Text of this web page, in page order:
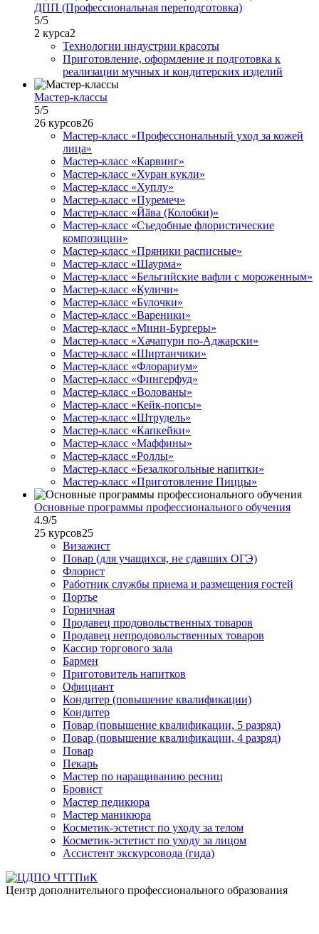
ДПП (Профессиональная переподготовка)
5/5
2 курса2
Технологии индустрии красоты
Приготовление, оформление и подготовка к
реализации мучных и кондитерских изделий
Мастер-классы
5/5
26 курсов26
Мастер-класс «Профессиональный уход за кожей
лица»
Мастер-класс «Карвинг»
Мастер-класс «Хуран кукли»
Мастер-класс «Хуплу»
Мастер-класс «Пуремеч»
Мастер-класс «Йӑва (Колобки)»
Мастер-класс «Съедобные флористические
композиции»
Мастер-класс «Пряники расписные»
Мастер-класс «Шаурма»
Мастер-класс «Бельгийские вафли с мороженным»
Мастер-класс «Куличи»
Мастер-класс «Булочки»
Мастер-класс «Вареники»
Мастер-класс «Мини-Бургеры»
Мастер-класс «Хачапури по-Аджарски»
Мастер-класс «Ширтанчики»
Мастер-класс «Флорариум»
Мастер-класс «Фингерфуд»
Мастер-класс «Волованы»
Мастер-класс «Кейк-попсы»
Мастер-класс «Штрудель»
Мастер-класс «Капкейки»
Мастер-класс «Маффины»
Мастер-класс «Роллы»
Мастер-класс «Безалкогольные напитки»
Мастер-класс «Приготовление Пиццы»
Основные программы профессионального обучения
4.9/5
25 курсов25
Визажист
Повар (для учащихся, не сдавших ОГЭ)
Флорист
Работник службы приема и размещения гостей
Портье
Горничная
Продавец продовольственных товаров
Продавец непродовольственных товаров
Кассир торгового зала
Бармен
Приготовитель напитков
Официант
Кондитер (повышение квалификации)
Кондитер
Повар (повышение квалификации, 5 разряд)
Повар (повышение квалификации, 4 разряд)
Повар
Пекарь
Мастер по наращиванию ресниц
Бровист
Мастер педикюра
Мастер маникюра
Косметик-эстетист по уходу за телом
Косметик-эстетист по уходу за лицом
Ассистент экскурсовода (гида)
Центр дополнительного профессионального образования